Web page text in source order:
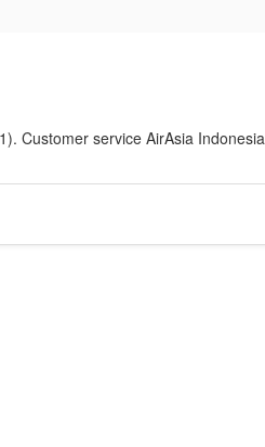
Customer service AirAsia Indonesia